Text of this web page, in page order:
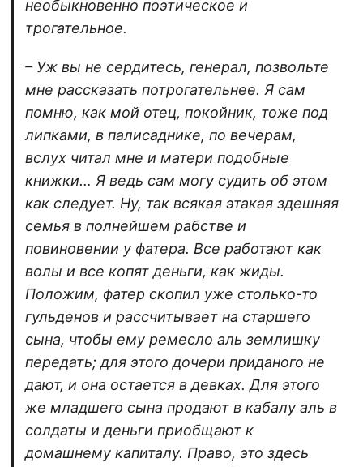
необыкновенно поэтическое и
трогательное.
– Уж вы не сердитесь, генерал, позвольте
мне рассказать потрогательнее. Я сам
помню, как мой отец, покойник, тоже под
липками, в палисаднике, по вечерам,
вслух читал мне и матери подобные
книжки… Я ведь сам могу судить об этом
как следует. Ну, так всякая этакая здешняя
семья в полнейшем рабстве и
повиновении у фатера. Все работают как
волы и все копят деньги, как жиды.
Положим, фатер скопил уже столько-то
гульденов и рассчитывает на старшего
сына, чтобы ему ремесло аль землишку
передать; для этого дочери приданого не
дают, и она остается в девках. Для этого
же младшего сына продают в кабалу аль в
солдаты и деньги приобщают к
домашнему капиталу. Право, это здесь